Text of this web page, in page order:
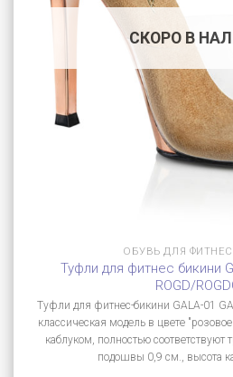
СКОРО В
ОБУВЬ ДЛЯ
Туфли для фитнес бикини
ROGD/
Туфли для фитнес-бикини GALA-01
классическая модель в цвете
каблуком, полностью соответствуют
подошвы 0,9 см., высота